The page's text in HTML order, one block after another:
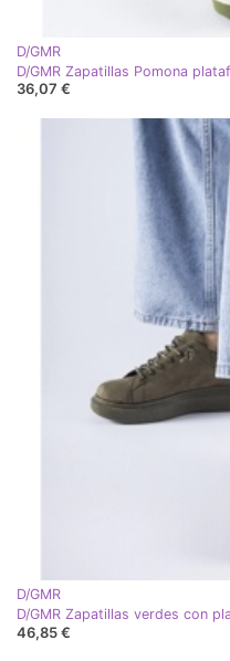
D/GMR
D/GMR Zapatillas Pomona
36,07 €
D/GMR
D/GMR Zapatillas verdes con
46,85 €